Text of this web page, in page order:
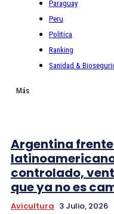
Paraguay
Peru
Politica
Ranking
Sanidad &
Más
Argentina
controlado,
que ya no es
Avicultura 3 Julio, 2026